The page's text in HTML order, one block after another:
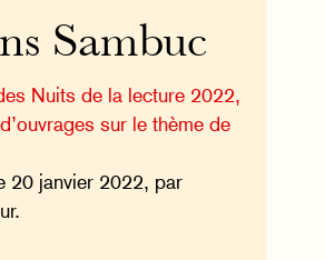
Sambuc
Nuits de la lecture 2022,
sur le thème de
20 janvier 2022, par